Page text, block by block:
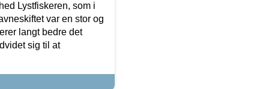
Lystfiskeren, som i
var en stor og
langt bedre det
sig til at